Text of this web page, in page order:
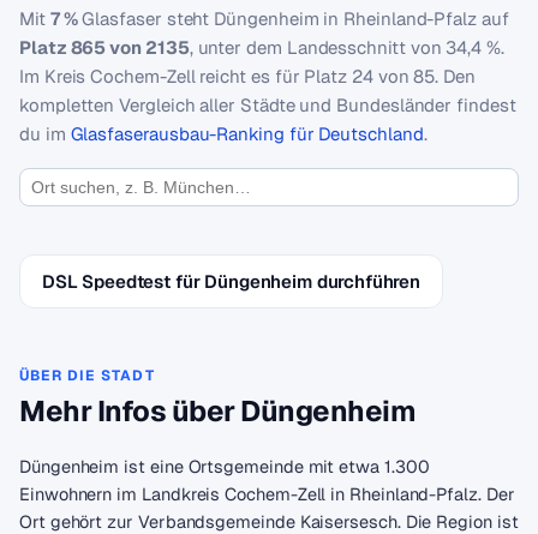
Mit 7 %Glasfaser steht Düngenheim in Rheinland-Pfalz auf
Platz 865 von 2135, unter dem Landesschnitt von 34,4 %.
Im Kreis Cochem-Zell reicht es für Platz 24 von 85. Den
kompletten Vergleich aller Städte und Bundesländer findest
du im Glasfaserausbau-Ranking für Deutschland.
DSL Speedtest für Düngenheim durchführen
ÜBER DIE STADT
Mehr Infos über Düngenheim
Düngenheim ist eine Ortsgemeinde mit etwa 1.300
Einwohnern im Landkreis Cochem-Zell in Rheinland-Pfalz. Der
Ort gehört zur Verbandsgemeinde Kaisersesch. Die Region ist